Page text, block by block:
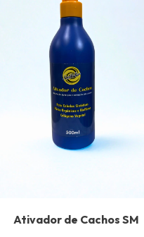
Ativador de Cachos SM